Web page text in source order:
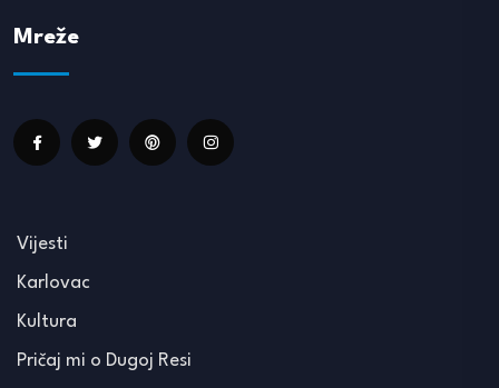
Mreže
Vijesti
Karlovac
Kultura
Pričaj mi o Dugoj Resi